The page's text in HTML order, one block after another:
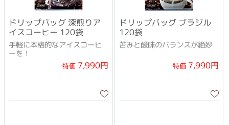
ドリップバッグ 深煎りア
イスコーヒー 120袋
手軽に本格的なアイスコーヒ
ーを！
特価7,990円
ドリップバッグ ブラジル
120袋
苦みと酸味のバランスが絶妙
特価7,990円